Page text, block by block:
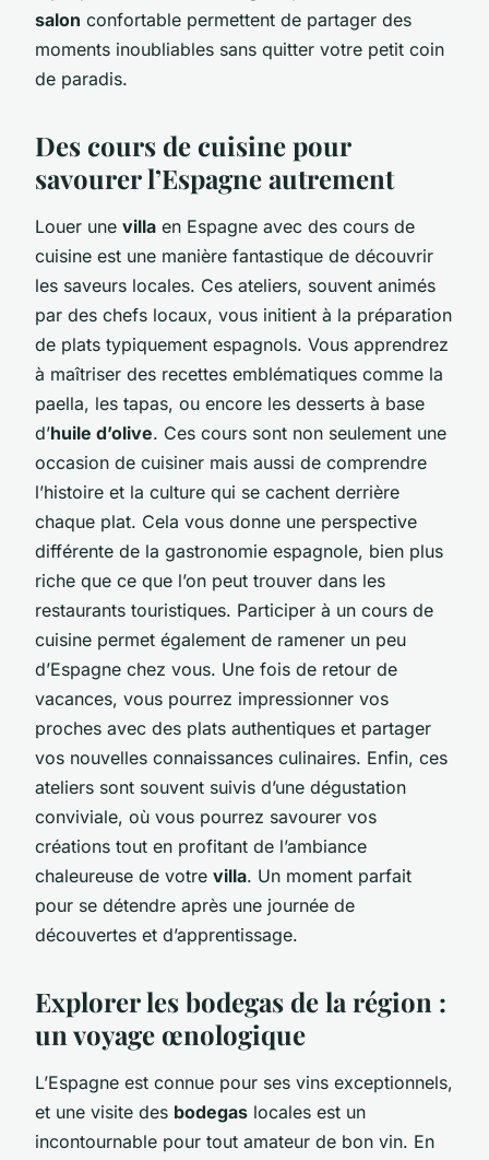
salon confortable permettent de partager des
moments inoubliables sans quitter votre petit coin
de paradis.
Des cours de cuisine pour
savourer l’Espagne autrement
Louer une villa en Espagne avec des cours de
cuisine est une manière fantastique de découvrir
les saveurs locales. Ces ateliers, souvent animés
par des chefs locaux, vous initient à la préparation
de plats typiquement espagnols. Vous apprendrez
à maîtriser des recettes emblématiques comme la
paella, les tapas, ou encore les desserts à base
d’huile d’olive. Ces cours sont non seulement une
occasion de cuisiner mais aussi de comprendre
l’histoire et la culture qui se cachent derrière
chaque plat. Cela vous donne une perspective
différente de la gastronomie espagnole, bien plus
riche que ce que l’on peut trouver dans les
restaurants touristiques. Participer à un cours de
cuisine permet également de ramener un peu
d’Espagne chez vous. Une fois de retour de
vacances, vous pourrez impressionner vos
proches avec des plats authentiques et partager
vos nouvelles connaissances culinaires. Enfin, ces
ateliers sont souvent suivis d’une dégustation
conviviale, où vous pourrez savourer vos
créations tout en profitant de l’ambiance
chaleureuse de votre villa. Un moment parfait
pour se détendre après une journée de
découvertes et d’apprentissage.
Explorer les bodegas de la région :
un voyage œnologique
L’Espagne est connue pour ses vins exceptionnels,
et une visite des bodegas locales est un
incontournable pour tout amateur de bon vin. En